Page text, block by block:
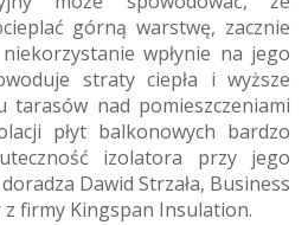
górną warstwę, zacznie
wpłynie na jego
straty ciepła i wyższe
tarasów nad pomieszczeniami
płyt balkonowych bardzo
izolatora przy jego
Dawid Strzała, Business
firmy Kingspan Insulation.